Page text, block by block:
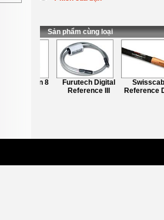
* Nội dung:
Sản phẩm cùng loại
Furutech Lan 8
Furutech Digital
Reference III
Reference